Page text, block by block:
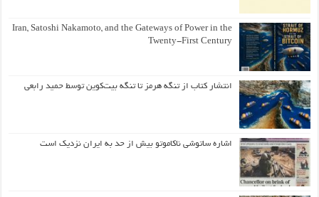
Iran, Satoshi Nakamoto, and the Gateways of Power in the
Twenty-First Century
انتشار کتاب از تنگه هرمز تا تنگه بیت‌کوین توسط حمید رابعی
اشاره ساتوشی ناکاموتو بیش از حد به ایران نزدیک است